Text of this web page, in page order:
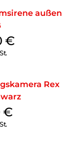
außen
€
Rex
€